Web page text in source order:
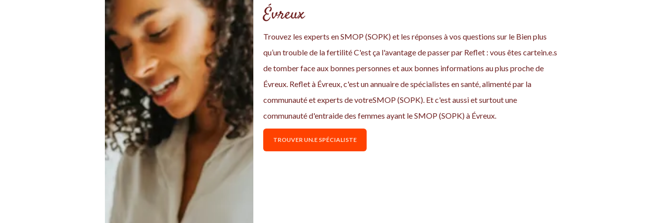
Évreux
Trouvez les experts en SMOP (SOPK) et les réponses à vos questions sur le Bien plus
qu’un trouble de la fertilité C'est ça l'avantage de passer par Reflet : vous êtes cartein.e.s
de tomber face aux bonnes personnes et aux bonnes informations au plus proche de
Évreux. Reflet à Évreux, c'est un annuaire de spécialistes en santé, alimenté par la
communauté et experts de votreSMOP (SOPK). Et c'est aussi et surtout une
communauté d'entraide des femmes ayant le SMOP (SOPK) à Évreux.
TROUVER UN.E SPÉCIALISTE